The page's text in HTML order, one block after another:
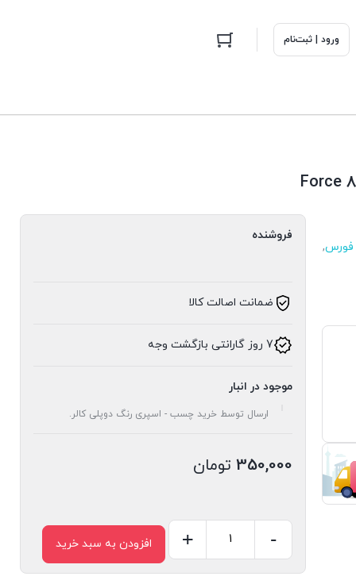
ورود | ثبت‌نام
,
فروشنده
ضمانت اصالت کالا
7 روز گارانتی بازگشت وجه
موجود در انبار
ارسال توسط خرید چسب - اسپری رنگ دوپلی کالر.
350,000 تومان
قطره
-
+ افزودن به سبد خرید